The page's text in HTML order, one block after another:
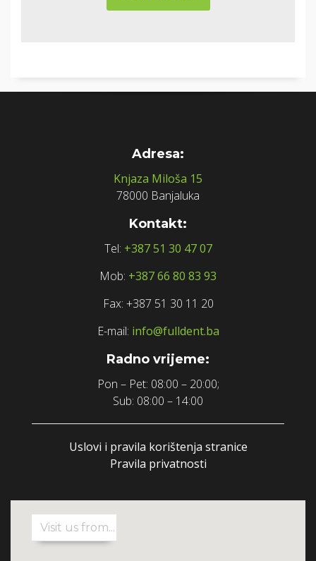
Adresa:
Knjaza Miloša 15
78000 Banjaluka
Kontakt:
Tel: +387 51 30 47 07
Mob: +387 66 80 83 93
Fax: +387 51 30 11 20
E-mail: info@fulldent.ba
Radno vrijeme:
Pon – Pet: 08:00 – 20:00;
Sub: 08:00 – 14:00
Uslovi i pravila korištenja stranice
Pravila privatnosti